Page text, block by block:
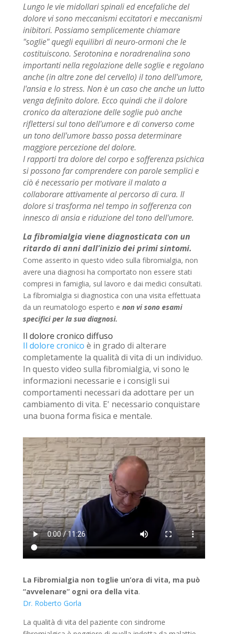
Lungo le vie midollari spinali ed encefaliche del
dolore vi sono meccanismi eccitatori e meccanismi
inibitori. Possiamo semplicemente chiamare
"soglie" quegli equilibri di neuro-ormoni che le
costituiscono. Serotonina e noradrenalina sono
importanti nella regolazione delle soglie e regolano
anche (in altre zone del cervello) il tono dell'umore,
l'ansia e lo stress. Non è un caso che anche un lutto
venga definito dolore. Ecco quindi che il dolore
cronico da alterazione delle soglie può anche
riflettersi sul tono dell'umore e di converso come
un tono dell'umore basso possa determinare
maggiore percezione del dolore.
I rapporti tra dolore del corpo e sofferenza psichica
si possono far comprendere con parole semplici e
ciò é necessario per motivare il malato a
collaborare attivamente al percorso di cura. Il
dolore si trasforma nel tempo in sofferenza con
innesco di ansia e riduzione del tono dell'umore.
La fibromialgia viene diagnosticata con un
ritardo di anni dall'inizio dei primi sintomi.
Come asserito in questo video sulla fibromialgia, non
avere una diagnosi ha comportato non essere stati
compresi in famiglia, sul lavoro e dai medici consultati.
La fibromialgia si diagnostica con una visita effettuata
da un reumatologo esperto e non vi sono esami
specifici per la sua diagnosi.
Il dolore cronico diffuso
Il dolore cronico è in grado di alterare
completamente la qualità di vita di un individuo.
In questo video sulla fibromialgia, vi sono le
informazioni necessarie e i consigli sui
comportamenti necessari da adottare per un
cambiamento di vita. E' necessario conquistare
una buona forma fisica e mentale.
La Fibromialgia non toglie un’ora di vita, ma può
“avvelenare” ogni ora della vita.
Dr. Roberto Gorla
La qualità di vita del paziente con sindrome